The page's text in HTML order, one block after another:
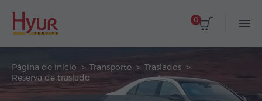
0
Página de inicio Transporte
Traslados
Reserva de traslado